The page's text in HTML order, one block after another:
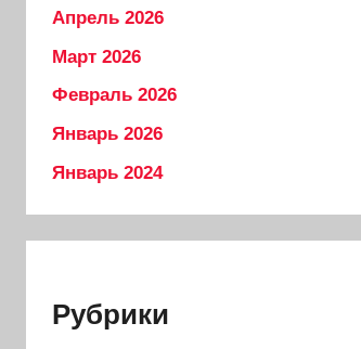
Апрель 2026
Март 2026
Февраль 2026
Январь 2026
Январь 2024
Рубрики